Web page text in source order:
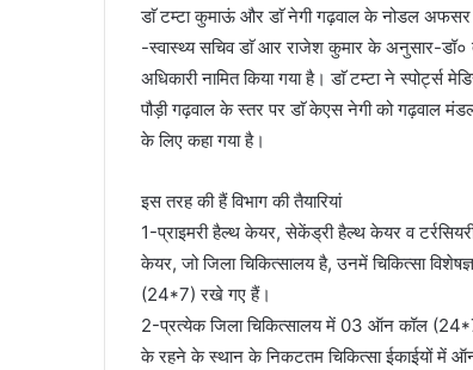
डाॅ टम्टा कुमाऊं और डाॅ नेगी गढ़वाल के नोडल अफसर
-स्वास्थ्य सचिव डाॅ आर राजेश कुमार के अनुसार-
अधिकारी नामित किया गया है। डाॅ टम्टा ने स्पोर्ट्स
पौड़ी गढ़वाल के स्तर पर डाॅ केएस नेगी को गढ़वाल
के लिए कहा गया है।
इस तरह की हैं विभाग की तैयारियां
1-प्राइमरी हैल्थ केयर, सेकेंड्री हैल्थ केयर व
केयर, जो जिला चिकित्सालय है, उनमें चिकित्सा
(24*7) रखे गए हैं।
2-प्रत्येक जिला चिकित्सालय में 03 ऑन कॉल
के रहने के स्थान के निकटतम चिकित्सा ईकाईयों में